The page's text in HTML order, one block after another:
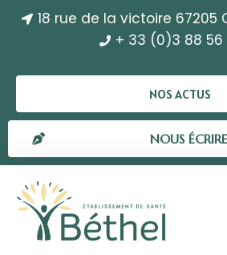
18 rue de la victoire 67205
+ 33 (0)3 88 56
NOS ACTUS
NOUS ÉCRIRE